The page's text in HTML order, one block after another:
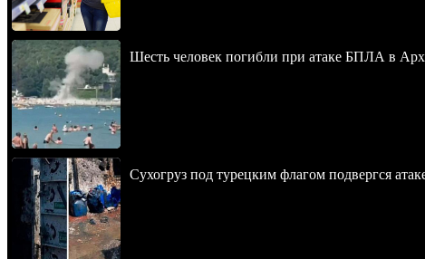
Шесть человек погибли при атаке БПЛА в
Сухогруз под турецким флагом подвергся